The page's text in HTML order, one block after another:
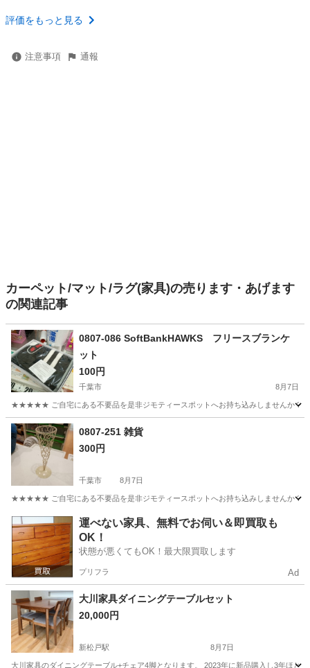
評価をもっと見る
注意事項 通報
カーペット/マット/ラグ(家具)の売ります・あげます
の関連記事
0807-086 SoftBankHAWKS フリースブランケ
ット
100円
千葉市 8月7日
★★★★★ ご自宅にある不要品を是非ジモティースポットへお持ち込みしませんか？
千葉 千葉市 フリースブランケット
0807-251 雑貨
300円
千葉市 8月7日
★★★★★ ご自宅にある不要品を是非ジモティースポットへお持ち込みしませんか？
千葉 千葉市 インテリア雑貨/小物 現地
運べない家具、無料でお伺い＆即買取も
OK！
状態が悪くてもOK！最大限買取します
プリフラ Ad
大川家具ダイニングテーブルセット
20,000円
新松戸駅 8月7日
大川家具のダイニングテーブル+チェア4脚となります。 2023年に新品購入し3年